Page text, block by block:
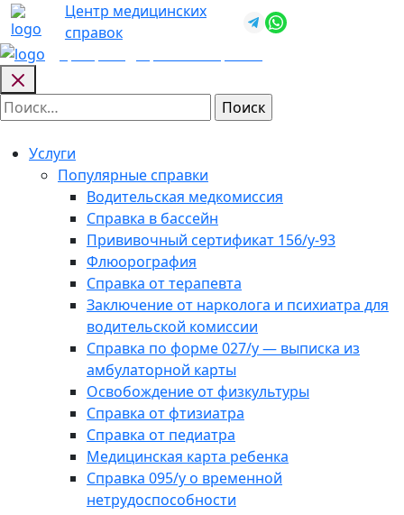
Skip
to
content
Центр медицинских
справок
Найти:
Услуги
Популярные справки
Водительская медкомиссия
Справка в бассейн
Прививочный сертификат 156/у-93
Флюорография
Справка от терапевта
Заключение от нарколога и психиатра для
водительской комиссии
Справка по форме 027/у — выписка из
амбулаторной карты
Освобождение от физкультуры
Справка от фтизиатра
Справка от педиатра
Медицинская карта ребенка
Справка 095/у о временной
нетрудоспособности